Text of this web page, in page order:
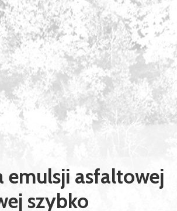
emulsji asfaltowej
szybko